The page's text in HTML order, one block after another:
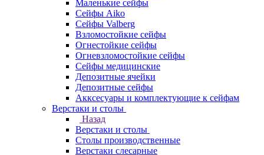
Маленькие сейфы
Сейфы Aiko
Сейфы Valberg
Взломостойкие сейфы
Огнестойкие сейфы
Огневзломостойкие сейфы
Сейфы медицинские
Депозитные ячейки
Депозитные сейфы
Акксесуары и комплектующие к сейфам
Верстаки и столы
Назад
Верстаки и столы
Столы производственные
Верстаки слесарные